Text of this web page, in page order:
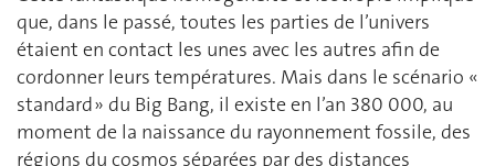
que, dans le passé, toutes les parties de l’univers
étaient en contact les unes avec les autres afin de
cordonner leurs températures. Mais dans le scénario «
standard » du Big Bang, il existe en l’an 380 000, au
moment de la naissance du rayonnement fossile, des
régions du cosmos séparées par des distances